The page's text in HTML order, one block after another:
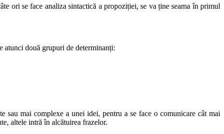
ori se face analiza sintactică a propoziției, se va ține seama în primul
atunci două grupuri de determinanți:
sau mai complexe a unei idei, pentru a se face o comunicare cât mai
altele intră în alcătuirea frazelor.